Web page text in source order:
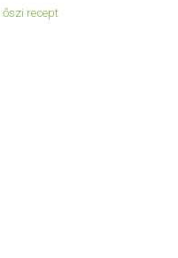
őszi recept